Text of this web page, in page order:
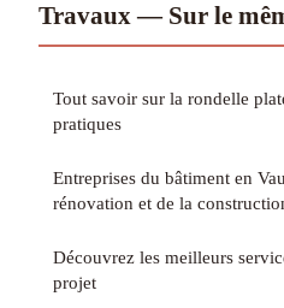
Travaux — Sur le
Tout savoir sur la rondelle
pratiques
Entreprises du bâtiment en
rénovation et de la
Découvrez les meilleurs
projet